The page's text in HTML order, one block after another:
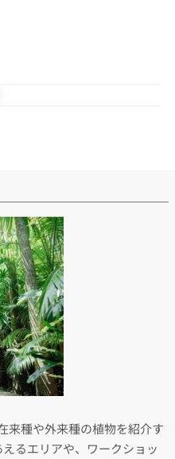
来種や外来種の植物を紹介す
るエリアや、ワークショッ